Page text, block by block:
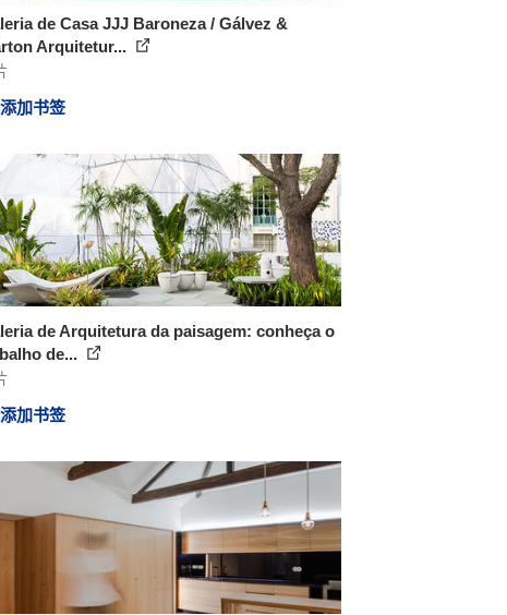
de Casa JJJ Baroneza / Gálvez &
Arquitetur...
添加书签
de Arquitetura da paisagem: conheça o
de...
添加书签